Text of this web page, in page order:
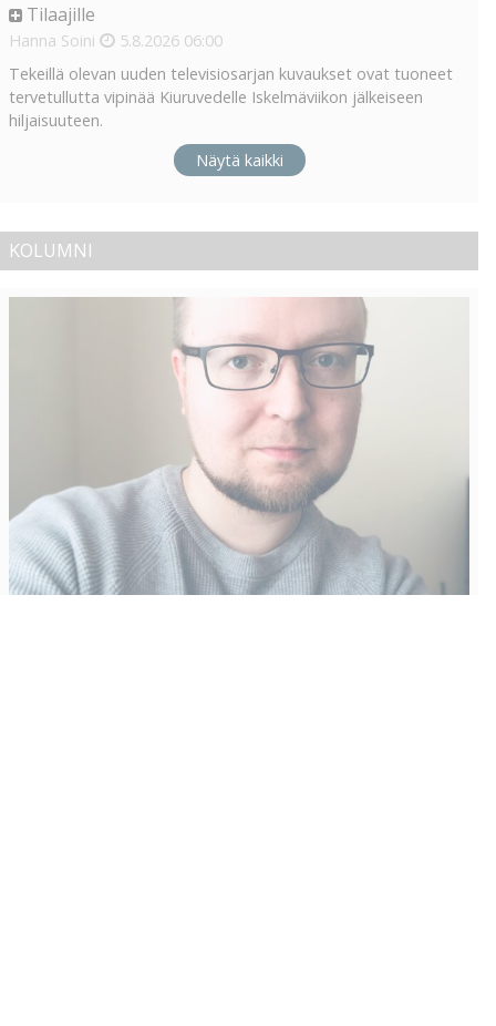
Tilaajille
Hanna Soini 5.8.2026 06:00
Tekeillä olevan uuden televisiosarjan kuvaukset ovat tuoneet
tervetullutta vipinää Kiuruvedelle Iskelmäviikon jälkeiseen
hiljaisuuteen.
Näytä kaikki
KOLUMNI